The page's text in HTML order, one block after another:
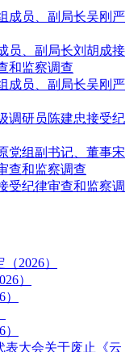
成员、副局长吴刚严
员、副局长刘胡成接
和监察调查
成员、副局长吴刚严
调研员陈建忠接受纪
党组副书记、董事宋
查和监察调查
受纪律审查和监察调
2026）
）
表大会关于废止《云